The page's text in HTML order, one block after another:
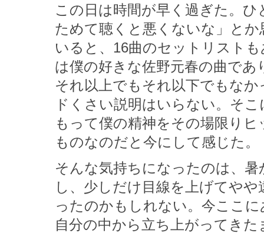
この日は時間が早く過ぎた。
ためて聴くと悪くないな」と
いると、16曲のセットリスト
は僕の好きな佐野元春の曲で
それ以上でもそれ以下でもな
ドくさい説明はいらない。そ
もって僕の精神をその場限り
ものなのだと今にして感じた。
そんな気持ちになったのは、
し、少しだけ目線を上げてや
ったのかもしれない。今ここ
自分の中から立ち上がってき